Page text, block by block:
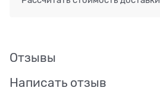
Отзывы
Написать отзыв